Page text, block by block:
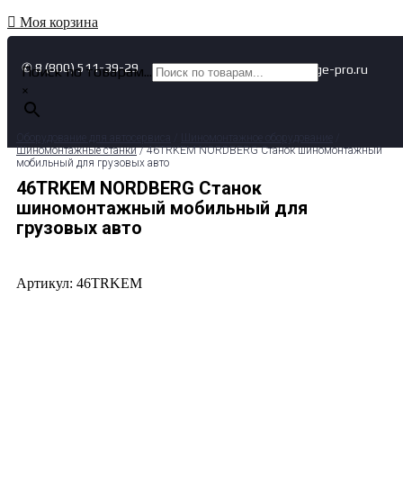
Моя корзина
✆ 8 (800) 511-39-29 ✉ info@garage-pro.ru
Поиск по товарам...
×
Шиномонтажные станки/ 46TRKEM NORDBERG Станок шиномонтажный
мобильный для грузовых авто
46TRKEM NORDBERG Станок
шиномонтажный мобильный для
грузовых авто
Артикул: 46TRKEM